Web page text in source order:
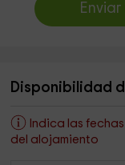
Disponibilidad
Indica las
del alojamiento